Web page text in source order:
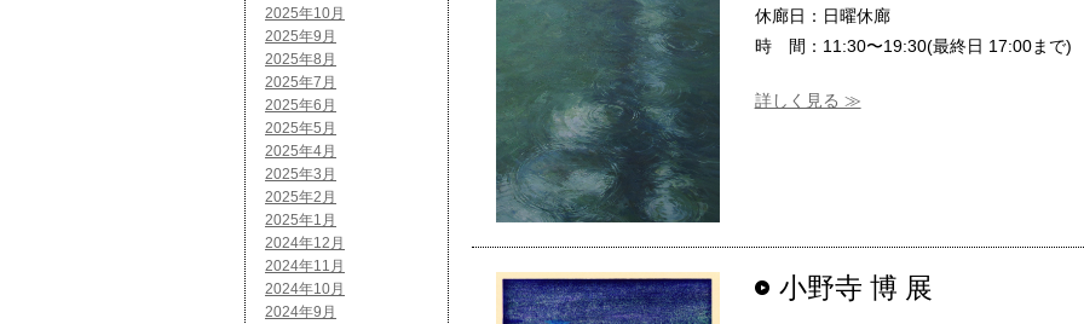
休廊日：日曜休廊
時 間：11:30〜19:30(最終日 17:00まで)
詳しく見る ≫
小野寺 博 展
2025年10月
2025年9月
2025年8月
2025年7月
2025年6月
2025年5月
2025年4月
2025年3月
2025年2月
2025年1月
2024年12月
2024年11月
2024年10月
2024年9月